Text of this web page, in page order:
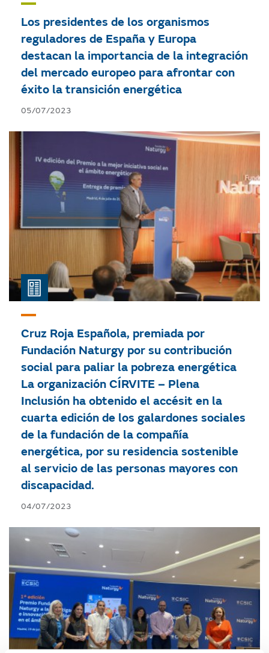
Los presidentes de los organismos
reguladores de España y Europa
destacan la importancia de la integración
del mercado europeo para afrontar con
éxito la transición energética
05/07/2023
Cruz Roja Española, premiada por
Fundación Naturgy por su contribución
social para paliar la pobreza energética
La organización CÍRVITE – Plena
Inclusión ha obtenido el accésit en la
cuarta edición de los galardones sociales
de la fundación de la compañía
energética, por su residencia sostenible
al servicio de las personas mayores con
discapacidad.
04/07/2023